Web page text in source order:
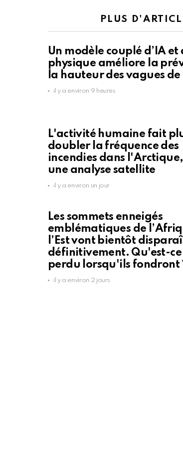
PLUS
Un modèle couplé d’IA et
physique améliore la
la hauteur des vagues
il y a environ 9 heures
L'activité humaine fait
doubler la fréquence des
incendies dans
une analyse satellite
il y a environ un jour
Les sommets enneigés
emblématiques de
l’Est vont bientôt
définitivement. Qu'est-ce
perdu lorsqu'ils fondront
il y a environ 2 jours